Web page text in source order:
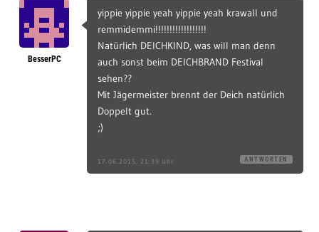
BesserPC
yippie yippie yeah yippie yeah krawall und
remmidemmi!!!!!!!!!!!!!!!!!!
Natürlich DEICHKIND, was will man denn
auch sonst beim DEICHBRAND Festival
sehen??
Mit Jägermeister brennt der Deich natürlich
Doppelt gut.
;)
17.06.2015, 21:39 Uhr ANTWORTEN